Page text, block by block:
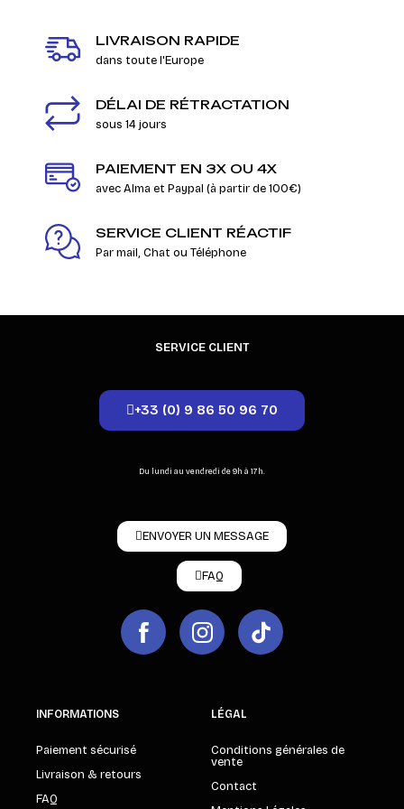
LIVRAISON RAPIDE
dans toute l'Europe
DÉLAI DE RÉTRACTATION
sous 14 jours
PAIEMENT EN 3X OU 4X
avec Alma et Paypal (à partir de 100€)
SERVICE CLIENT RÉACTIF
Par mail, Chat ou Téléphone
SERVICE CLIENT
+33 (0) 9 86 50 96 70
Du lundi au vendredi de 9h à 17h.
ENVOYER UN MESSAGE
FAQ
INFORMATIONS
Paiement sécurisé
Livraison & retours
FAQ
LÉGAL
Conditions générales de
vente
Contact